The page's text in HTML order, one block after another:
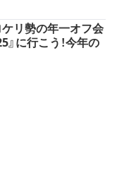
ケリ勢の年一オフ会
』に行こう！今年の